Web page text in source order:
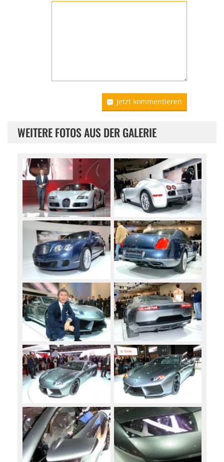
Jetzt kommentieren
WEITERE FOTOS AUS DER GALERIE